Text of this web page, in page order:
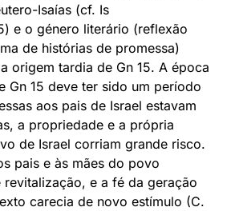
Isaías (cf. Is
e o género literário (reflexão
de histórias de promessa)
origem tardia de Gn 15. A época
Gn 15 deve ter sido um período
aos pais de Israel estavam
a propriedade e a própria
de Israel corriam grande risco.
pais e às mães do povo
revitalização, e a fé da geração
carecia de novo estímulo (C.